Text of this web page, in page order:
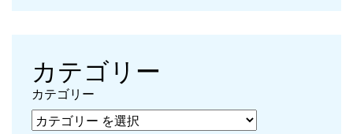
カテゴリー
カテゴリー